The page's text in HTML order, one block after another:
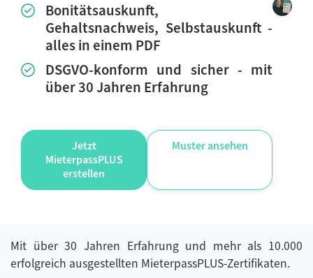
Bonitätsauskunft,
Gehaltsnachweis, Selbstauskunft -
alles in einem PDF
DSGVO-konform und sicher - mit
über 30 Jahren Erfahrung
Jetzt
MieterpassPLUS
erstellen
Muster ansehen
Mit über 30 Jahren Erfahrung und mehr als 10.000
erfolgreich ausgestellten MieterpassPLUS-Zertifikaten.